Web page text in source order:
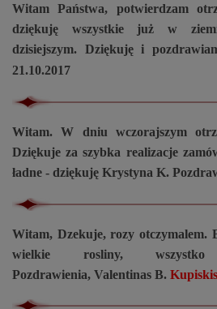
Witam Państwa, potwierdzam
dziękuję wszystkie już w
dzisiejszym. Dziękuję i
21.10.2017
Witam. W dniu wczorajszym
Dziękuje za szybka realizacje
ładne - dziękuję Krystyna K.
Witam, Dzekuje, rozy otczymalem.
wielkie rosliny,
Pozdrawienia, Valentinas B.